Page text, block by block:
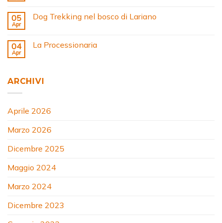
05
Apr
Dog Trekking nel bosco di Lariano
04
Apr
La Processionaria
ARCHIVI
Aprile 2026
Marzo 2026
Dicembre 2025
Maggio 2024
Marzo 2024
Dicembre 2023